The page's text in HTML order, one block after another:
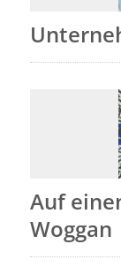
Auf
Woggan